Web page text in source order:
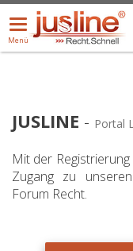
Menü
öffnen/schließen
Menü
ALLE
JUSLINE - Portal
Mit der
Zugang zu
Forum Recht.